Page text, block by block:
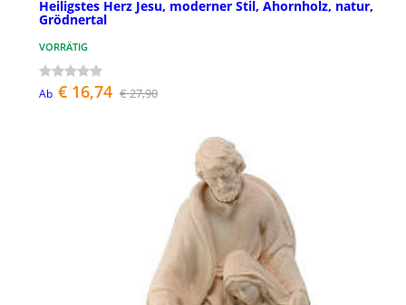
Heiligstes Herz Jesu, moderner Stil, Ahornholz, natur,
Grödnertal
VORRÄTIG
Ab € 16,74 € 27,90